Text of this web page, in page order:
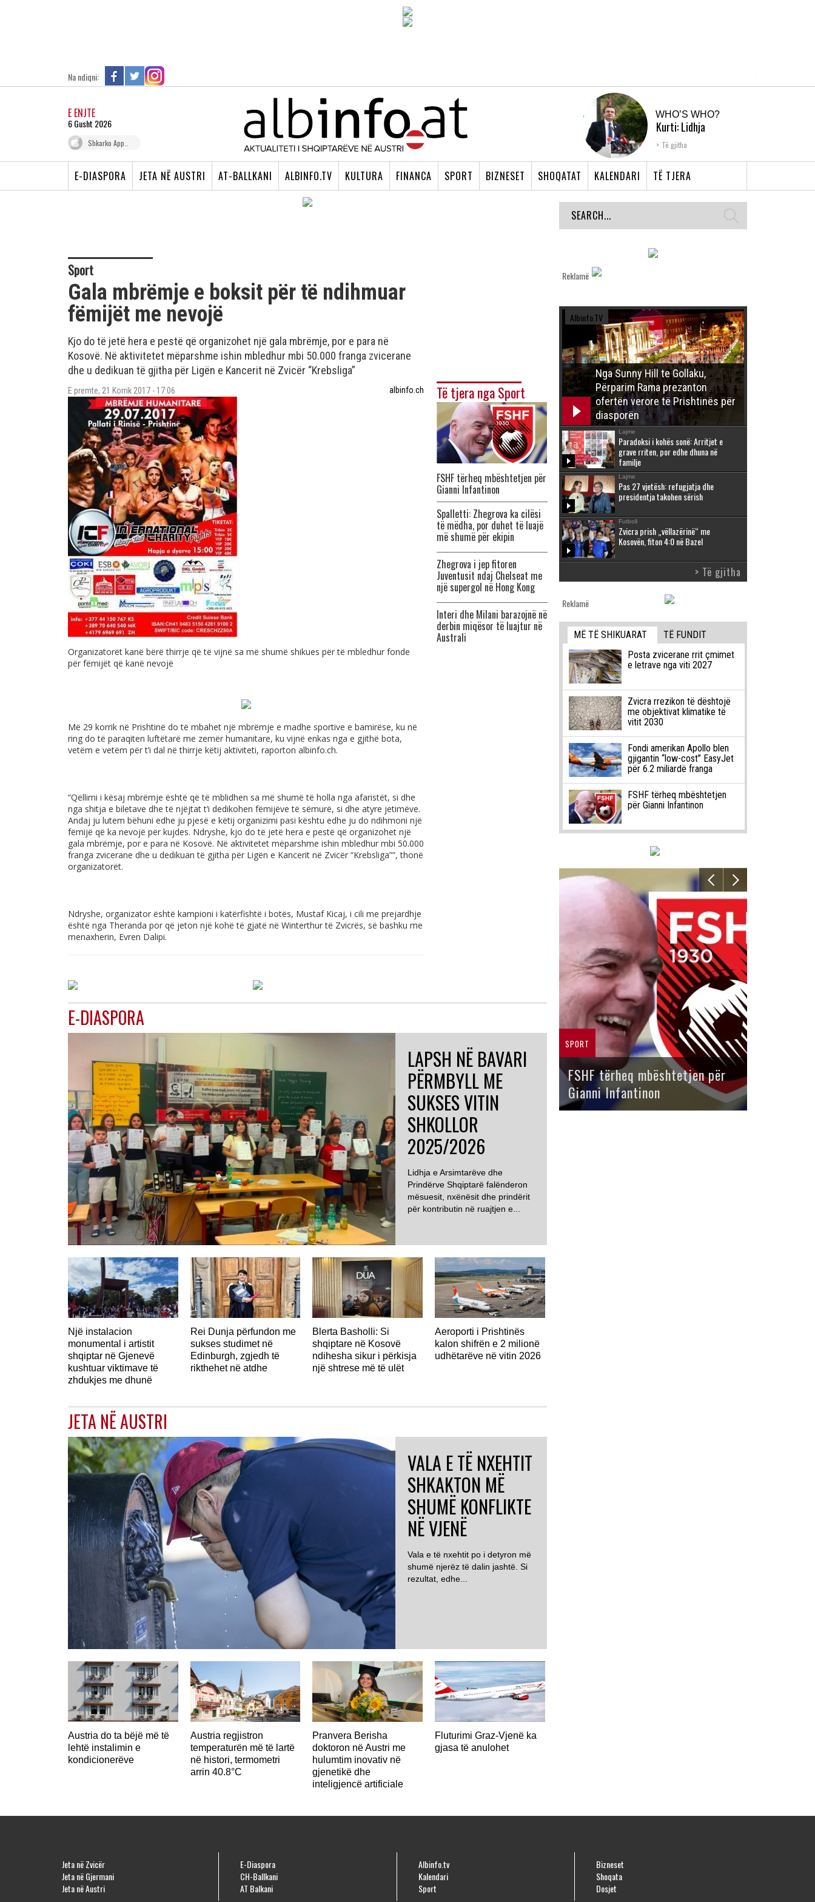
Na ndiqni:
E ENJTE
6 Gusht 2026
Shkarko App..
WHO’S WHO?
Kurti: Lidhja
Shqiptare e Prizrenit,
Të gjitha
E-DIASPORA JETA NË AUSTRI AT-BALLKANI ALBINFO.TV KULTURA FINANCA SPORT BIZNESET SHOQATAT KALENDARI TË TJERA
Sport
Gala mbrëmje e boksit për të ndihmuar
fëmijët me nevojë
Kjo do të jetë hera e pestë që organizohet një gala mbrëmje, por e para në
Kosovë. Në aktivitetet mëparshme ishin mbledhur mbi 50.000 franga zvicerane
dhe u dedikuan të gjitha për Ligën e Kancerit në Zvicër “Krebsliga”
E premte, 21 Korrik 2017 - 17:06 albinfo.ch
Organizatorët kanë bërë thirrje që të vijnë sa më shumë shikues për të mbledhur fonde
për fëmijët që kanë nevojë
Më 29 korrik në Prishtinë do të mbahet një mbrëmje e madhe sportive e bamirëse, ku në
ring do të paraqiten luftëtarë me zemër humanitare, ku vijnë enkas nga e gjithë bota,
vetëm e vetëm për t’i dal në thirrje këtij aktiviteti, raporton albinfo.ch.
“Qëllimi i kësaj mbrëmje është që të mblidhen sa më shumë të holla nga afaristët, si dhe
nga shitja e biletave dhe të njëjtat t’i dedikohen fëmijëve të sëmurë, si dhe atyre jetimëve.
Andaj ju lutem bëhuni edhe ju pjesë e këtij organizimi pasi kështu edhe ju do ndihmoni një
fëmijë që ka nevojë për kujdes. Ndryshe, kjo do të jetë hera e pestë që organizohet një
gala mbrëmje, por e para në Kosovë. Në aktivitetet mëparshme ishin mbledhur mbi 50.000
franga zvicerane dhe u dedikuan të gjitha për Ligën e Kancerit në Zvicër “Krebsliga””, thonë
organizatorët.
Ndryshe, organizator është kampioni i katërfishtë i botës, Mustaf Kicaj, i cili me prejardhje
është nga Theranda por që jeton një kohë të gjatë në Winterthur të Zvicrës, së bashku me
menaxherin, Evren Dalipi.
Të tjera nga Sport
FSHF tërheq mbështetjen për
Gianni Infantinon
Spalletti: Zhegrova ka cilësi
të mëdha, por duhet të luajë
më shumë për ekipin
Zhegrova i jep fitoren
Juventusit ndaj Chelseat me
një supergol në Hong Kong
Interi dhe Milani barazojnë në
derbin miqësor të luajtur në
Australi
E-DIASPORA
LAPSH NË BAVARI
PËRMBYLL ME
SUKSES VITIN
SHKOLLOR
2025/2026
Lidhja e Arsimtarëve dhe
Prindërve Shqiptarë falënderon
mësuesit, nxënësit dhe prindërit
për kontributin në ruajtjen e...
Një instalacion
monumental i artistit
shqiptar në Gjenevë
kushtuar viktimave të
zhdukjes me dhunë
Rei Dunja përfundon me
sukses studimet në
Edinburgh, zgjedh të
rikthehet në atdhe
Blerta Basholli: Si
shqiptare në Kosovë
ndihesha sikur i përkisja
një shtrese më të ulët
Aeroporti i Prishtinës
kalon shifrën e 2 milionë
udhëtarëve në vitin 2026
JETA NË AUSTRI
VALA E TË NXEHTIT
SHKAKTON MË
SHUMË KONFLIKTE
NË VJENË
Vala e të nxehtit po i detyron më
shumë njerëz të dalin jashtë. Si
rezultat, edhe...
Austria do ta bëjë më të
lehtë instalimin e
kondicionerëve
Austria regjistron
temperaturën më të lartë
në histori, termometri
arrin 40.8°C
Pranvera Berisha
doktoron në Austri me
hulumtim inovativ në
gjenetikë dhe
inteligjencë artificiale
Fluturimi Graz-Vjenë ka
gjasa të anulohet
Reklamë
Albinfo.TV
Nga Sunny Hill te Gollaku,
Përparim Rama prezanton
ofertën verore të Prishtinës për
diasporën
Lajme
Paradoksi i kohës sonë: Arritjet e
grave rriten, por edhe dhuna në
familje
Lajme
Pas 27 vjetësh: refugjatja dhe
presidentja takohen sërish
Futboll
Zvicra prish „vëllazërinë“ me
Kosovën, fiton 4:0 në Bazel
> Të gjitha
Reklamë
MË TË SHIKUARAT
TË FUNDIT
Posta zvicerane rrit çmimet
e letrave nga viti 2027
Zvicra rrezikon të dështojë
me objektivat klimatike të
vitit 2030
Fondi amerikan Apollo blen
gjigantin “low-cost” EasyJet
për 6.2 miliardë franga
FSHF tërheq mbështetjen
për Gianni Infantinon
SPORT
FSHF tërheq mbështetjen për
Gianni Infantinon
Jeta në Zvicër
Jeta në Gjermani
Jeta në Austri
E-Diaspora
CH-Ballkani
AT Balkani
Albinfo.tv
Kalendari
Sport
Bizneset
Shoqata
Dosjet